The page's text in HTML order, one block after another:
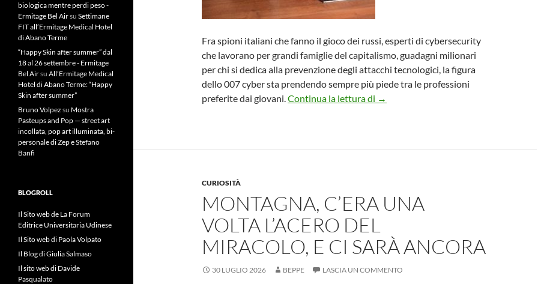
Fra spioni italiani che fanno il gioco dei russi, esperti di cybersecurity
che lavorano per grandi famiglie del capitalismo, guadagni milionari
per chi si dedica alla prevenzione degli attacchi tecnologici, la figura
dello 007 cyber sta prendendo sempre più piede tra le professioni
preferite dai giovani.Continua la lettura di MESTIERI: AI ENGINEER E 007
→
CURIOSITÀ
MONTAGNA, C’ERA UNA
VOLTA L’ACERO DEL
MIRACOLO, E CI SARÀ ANCORA
30 LUGLIO 2026 BEPPE LASCIA UN COMMENTO
biologica mentre perdi peso -
Ermitage Bel Airsu Settimane
FIT all’Ermitage Medical Hotel
di Abano Terme
“Happy Skin after summer” dal
18 al 26 settembre - Ermitage
Bel Airsu All’Ermitage Medical
Hotel di Abano Terme: “Happy
Skin after summer”
Bruno Volpez su Mostra
Pasteups and Pop — street art
incollata, pop art illuminata, bi-
personale di Zep e Stefano
Banfi
BLOGROLL
Il Sito web de La Forum
Editrice Universitaria Udinese
Il Sito web di Paola Volpato
Il Blog di Giulia Salmaso
Il sito web di Davide
Pasqualato